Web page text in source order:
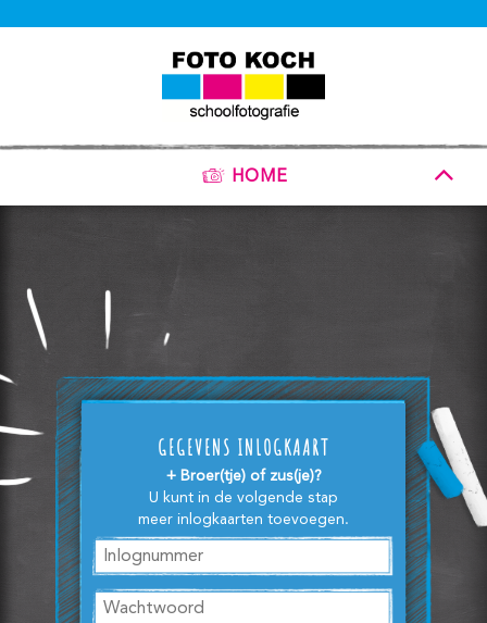
HOME
GEGEVENS INLOGKAART
+ Broer(tje) of zus(je)?
U kunt in de volgende stap
meer inlogkaarten toevoegen.